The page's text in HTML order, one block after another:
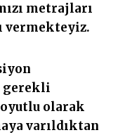
metrajları
vermekteyiz.
gerekli
olarak
varıldıktan